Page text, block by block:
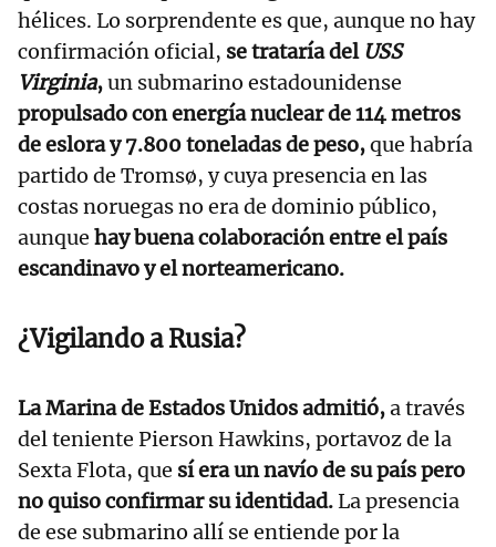
hélices. Lo sorprendente es que, aunque no hay
confirmación oficial, se trataría del USS
Virginia,un submarino estadounidense
propulsado con energía nuclear de 114 metros
de eslora y 7.800 toneladas de peso,que habría
partido de Tromsø, y cuya presencia en las
costas noruegas no era de dominio público,
aunque hay buena colaboración entre el país
escandinavo y el norteamericano.
¿Vigilando a Rusia?
La Marina de Estados Unidos admitió,a través
del teniente Pierson Hawkins, portavoz de la
Sexta Flota, que sí era un navío de su país pero
no quiso confirmar su identidad.La presencia
de ese submarino allí se entiende por la